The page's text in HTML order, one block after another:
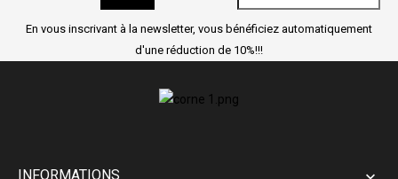
En vous inscrivant à la newsletter, vous bénéficiez automatiquement
d'une réduction de 10%!!!
INFORMATIONS